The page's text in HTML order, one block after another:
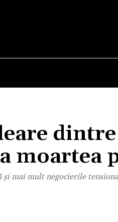
moartea
mai mult negocierile